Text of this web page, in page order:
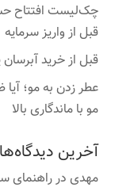
قبل از واریز سرمایه
قبل از خرید
عطر زدن به مو؛
مو با ماندگاری بالا
آخرین دیدگاه‌ها
مهدیدرراهنمای